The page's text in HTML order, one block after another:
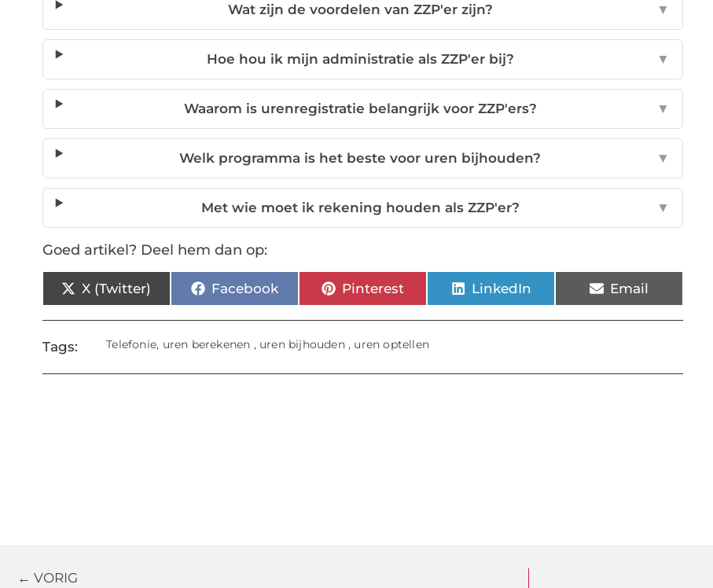
Wat zijn de voordelen van ZZP'er zijn? ▼
Hoe hou ik mijn administratie als ZZP'er bij? ▼
Waarom is urenregistratie belangrijk voor ZZP'ers? ▼
Welk programma is het beste voor uren bijhouden? ▼
Met wie moet ik rekening houden als ZZP'er? ▼
Goed artikel? Deel hem dan op:
X (Twitter) Facebook Pinterest LinkedIn Email
Tags: Telefonie, uren berekenen , uren bijhouden, uren optellen
← VORIG